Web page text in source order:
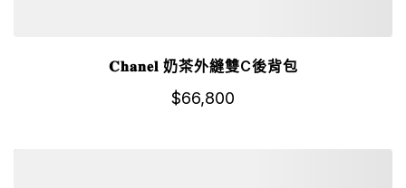
𝐂𝐡𝐚𝐧𝐞𝐥 奶茶外縫雙C後背包
$66,800